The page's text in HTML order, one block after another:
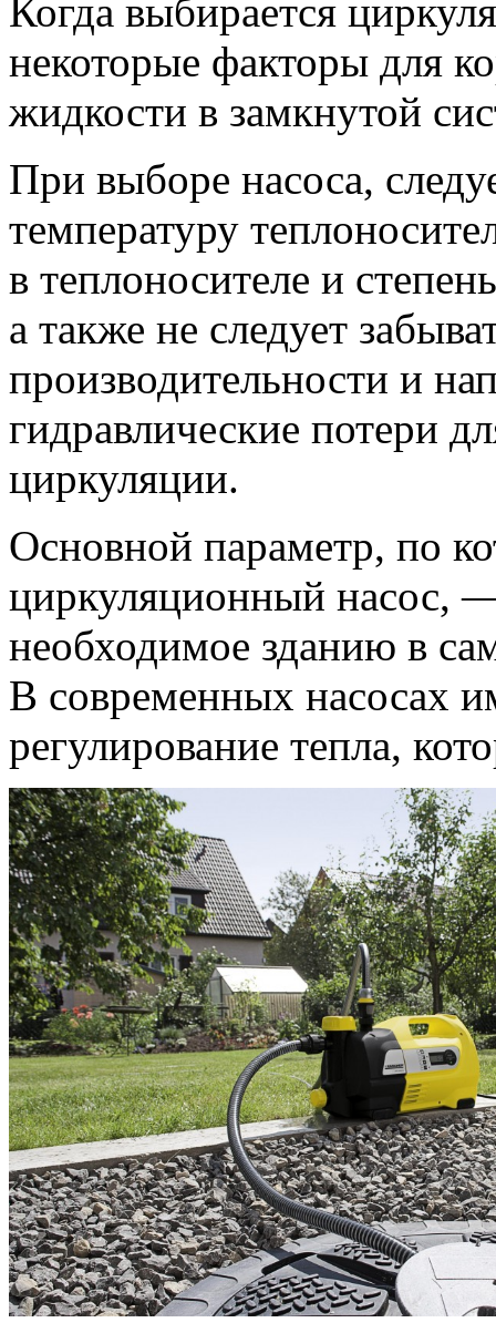
Когда выбирается
некоторые факторы для
жидкости в замкнутой
При выборе насоса,
температуру
в теплоносителе и
а также не следует
производительности и
гидравлические потери
циркуляции.
Основной параметр, по
циркуляционный насос,
необходимое зданию в
В современных насосах
регулирование тепла,